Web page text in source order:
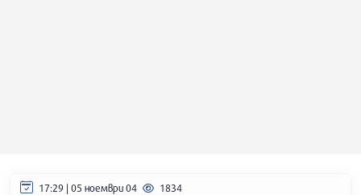
17:29 | 05 ноември 04 1834